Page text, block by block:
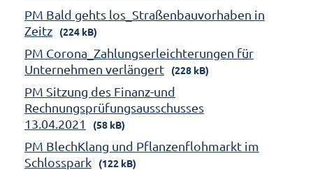
PM Bald gehts los_Straßenbauvorhaben in
Zeitz
(224 kB)
PM Corona_Zahlungserleichterungen für
Unternehmen verlängert
(228 kB)
PM Sitzung des Finanz-und
Rechnungsprüfungsausschusses
13.04.2021
(58 kB)
PM BlechKlang und Pflanzenflohmarkt im
Schlosspark
(122 kB)